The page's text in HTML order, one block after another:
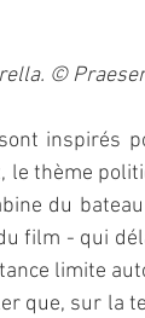
©
inspirés
le thème
du
film - qui
limite
que, sur la